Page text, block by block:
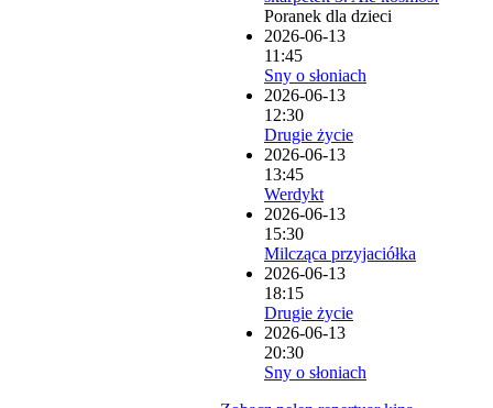
Poranek dla dzieci
2026-06-13
11:45
Sny o słoniach
2026-06-13
12:30
Drugie życie
2026-06-13
13:45
Werdykt
2026-06-13
15:30
Milcząca przyjaciółka
2026-06-13
18:15
Drugie życie
2026-06-13
20:30
Sny o słoniach